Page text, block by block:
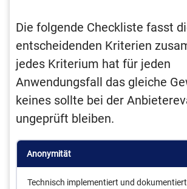
Die folgende Checkliste fasst
entscheidenden Kriterien
jedes Kriterium hat für jeden
Anwendungsfall das gleiche
keines sollte bei der
ungeprüft bleiben.
Anonymität
Technisch implementiert und